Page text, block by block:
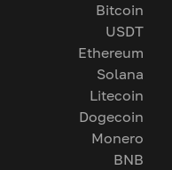
Bitcoin
USDT
Ethereum
Solana
Litecoin
Dogecoin
Monero
BNB